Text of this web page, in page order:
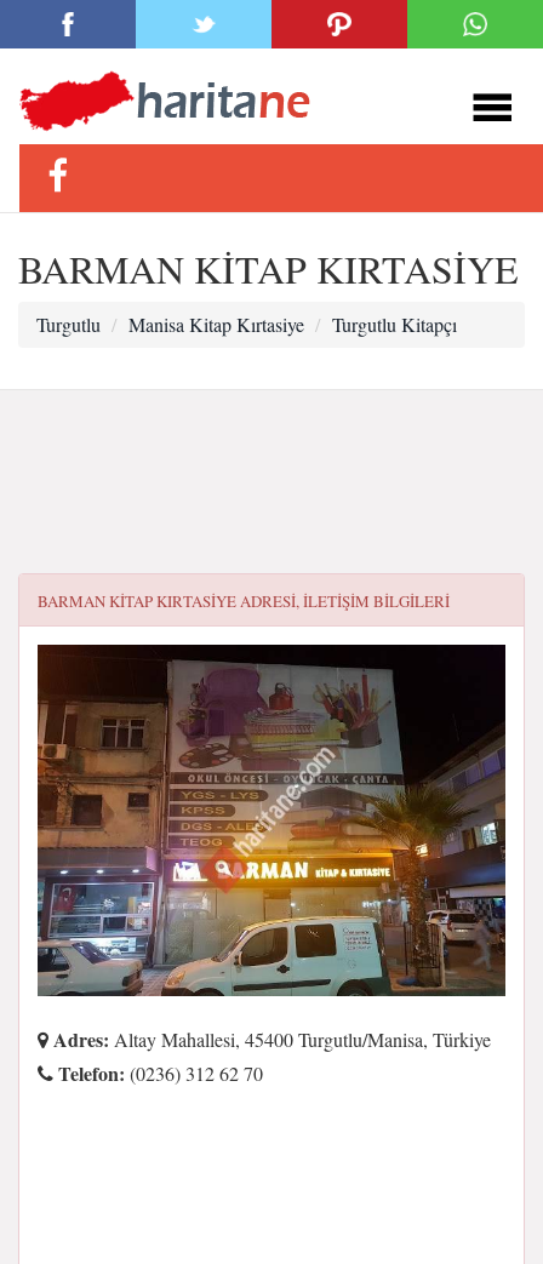
BARMAN KİTAP KIRTASİYE
Turgutlu Manisa Kitap Kırtasiye Turgutlu Kitapçı
BARMAN KİTAP KIRTASİYEADRESI, ILETIŞIM BILGILERI
Adres: Altay Mahallesi, 45400 Turgutlu/Manisa, Türkiye
Telefon: (0236) 312 62 70